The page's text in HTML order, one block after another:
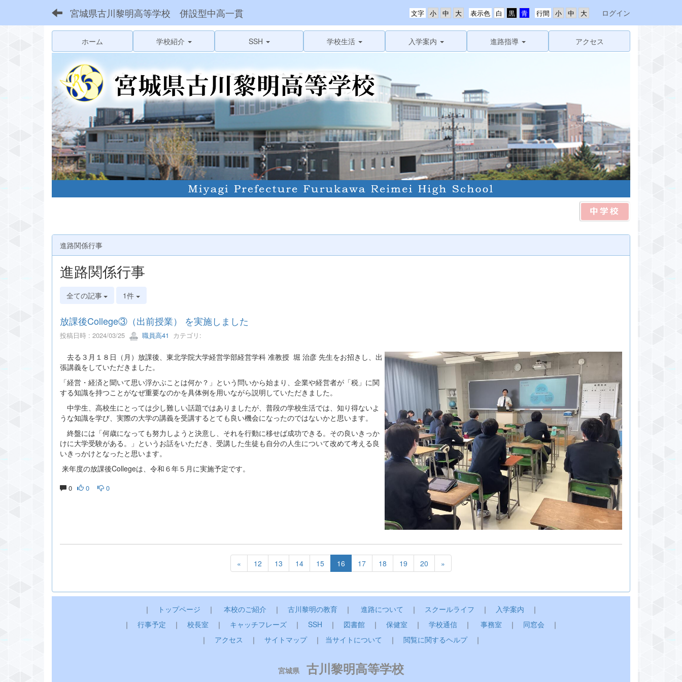
宮城県古川黎明高等学校 併設型中高一貫 行間
表示色
文字 ログイン
ホーム 学校紹介 SSH 学校生活 入学案内 進路指導 アクセス
進路関係行事
進路関係行事
全ての記事 1件
放課後College③（出前授業） を実施しました
投稿日時 : 2024/03/25 職員高41 カテゴリ:
去る３月１８日（月）放課後、東北学院大学経営学部経営学科 准教授 堀 治彦 先生をお招きし、出
張講義をしていただきました。
「経営・経済と聞いて思い浮かぶことは何か？」という問いから始まり、企業や経営者が「税」に関
する知識を持つことがなぜ重要なのかを具体例を用いながら説明していただきました。
中学生、高校生にとっては少し難しい話題ではありましたが、普段の学校生活では、知り得ないよ
うな知識を学び、実際の大学の講義を受講するとても良い機会になったのではないかと思います。
終盤には「何歳になっても努力しようと決意し、それを行動に移せば成功できる。その良いきっか
けに大学受験がある。」というお話をいただき、受講した生徒も自分の人生について改めて考える良
いきっかけとなったと思います。
来年度の放課後Collegeは、令和６年５月に実施予定です。
0 0 0
« 12 13 14 15 16 17 18 19 20 »
｜ トップページ ｜ 本校のご紹介 ｜ 古川黎明の教育 ｜ 進路について ｜ スクールライフ ｜ 入学案内 ｜
｜ 行事予定 ｜ 校長室 ｜ キャッチフレーズ ｜ SSH ｜ 図書館 ｜ 保健室 ｜ 学校通信 ｜ 事務室 ｜ 同窓会 ｜
｜ アクセス ｜ サイトマップ｜ 当サイトについて ｜ 閲覧に関するヘルプ｜
宮城県 古川黎明高等学校